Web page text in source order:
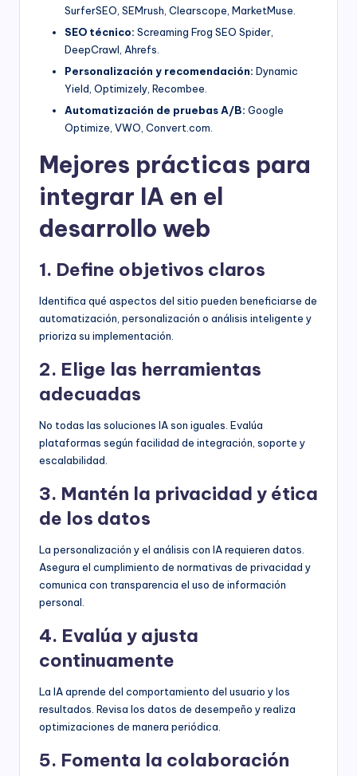
SurferSEO, SEMrush, Clearscope, MarketMuse.
SEO técnico: Screaming Frog SEO Spider,
DeepCrawl, Ahrefs.
Personalización y recomendación: Dynamic
Yield, Optimizely, Recombee.
Automatización de pruebas A/B: Google
Optimize, VWO, Convert.com.
Mejores prácticas para
integrar IA en el
desarrollo web
1. Define objetivos claros
Identifica qué aspectos del sitio pueden beneficiarse de
automatización, personalización o análisis inteligente y
prioriza su implementación.
2. Elige las herramientas
adecuadas
No todas las soluciones IA son iguales. Evalúa
plataformas según facilidad de integración, soporte y
escalabilidad.
3. Mantén la privacidad y ética
de los datos
La personalización y el análisis con IA requieren datos.
Asegura el cumplimiento de normativas de privacidad y
comunica con transparencia el uso de información
personal.
4. Evalúa y ajusta
continuamente
La IA aprende del comportamiento del usuario y los
resultados. Revisa los datos de desempeño y realiza
optimizaciones de manera periódica.
5. Fomenta la colaboración